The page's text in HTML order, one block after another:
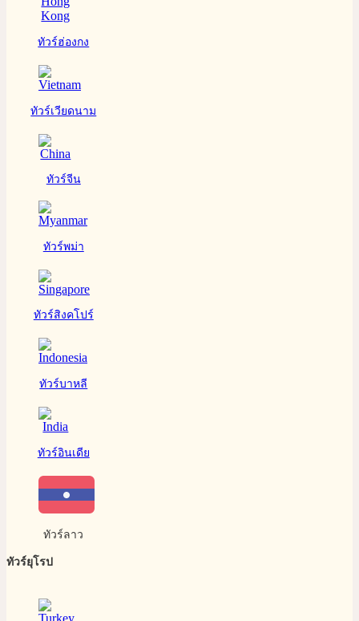
ทัวร์ฮ่องกง
ทัวร์เวียดนาม
ทัวร์จีน
ทัวร์พม่า
ทัวร์สิงคโปร์
ทัวร์บาหลี
ทัวร์อินเดีย
ทัวร์ลาว
ทัวร์ยุโรป